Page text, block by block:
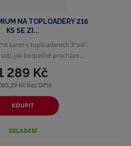
NA TOPLOADERY 216
KS SE ZI...
289 Kč
Kč bez DPH
KOUPIT
SKLADEM
karet v toploaderech 3''x4''.
jak bezpečně procháze...